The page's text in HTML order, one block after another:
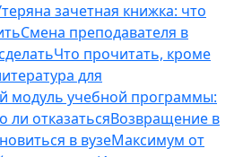
зачетная книжка: что
Смена преподавателя в
Что прочитать, кроме
для
модуль учебной программы:
ли отказатьсяВозвращение в
в вузеМаксимум от